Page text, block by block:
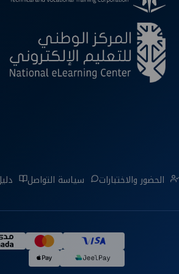
الحضور والاختبارات سياسة التواصل